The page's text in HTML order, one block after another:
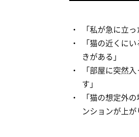
「私が急に立
「猫の近くに
きがある」
「部屋に突然
す」
「猫の想定外
ンションが上が